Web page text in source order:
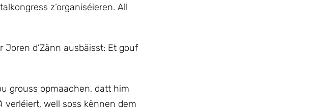
z‘organiséieren. All
d’Zänn ausbäisst: Et gouf
grouss opmaachen, datt him
verléiert, well soss kënnen dem